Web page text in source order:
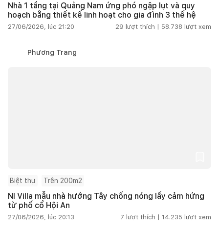
Nhà 1 tầng tại Quảng Nam ứng phó ngập lụt và quy
hoạch bằng thiết kế linh hoạt cho gia đình 3 thế hệ
27/06/2026, lúc 21:20 29 lượt thích | 58.738 lượt xem
Phương Trang
Biệt thự Trên 200m2
NI Villa mẫu nhà hướng Tây chống nóng lấy cảm hứng
từ phố cổ Hội An
27/06/2026, lúc 20:13 7 lượt thích | 14.235 lượt xem